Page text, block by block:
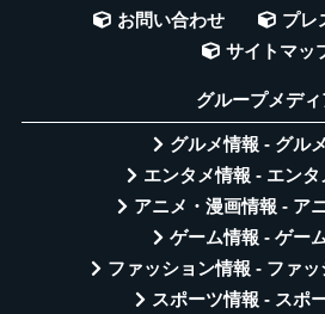
お問い合わせ
プレ
サイトマッ
グループメディ
グルメ情報 - グル
エンタメ情報 - エンタ
アニメ・漫画情報 - ア
ゲーム情報 - ゲー
ファッション情報 - ファ
スポーツ情報 - スポ